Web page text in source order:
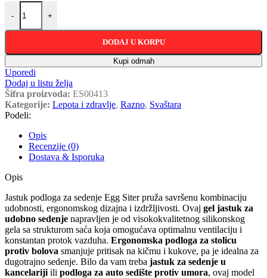
-
Jastuk podloga za sedenje Egg Siter količina
+
DODAJ U KORPU
Kupi odmah
Uporedi
Dodaj u listu želja
Šifra proizvoda: ES00413
Kategorije: Lepota i zdravlje, Razno, Svaštara
Podeli:
Opis
Recenzije (0)
Dostava & Isporuka
Opis
Jastuk podloga za sedenje Egg Siter pruža savršenu kombinaciju
udobnosti, ergonomskog dizajna i izdržljivosti. Ovaj gel jastuk za
udobno sedenje napravljen je od visokokvalitetnog silikonskog
gela sa strukturom saća koja omogućava optimalnu ventilaciju i
konstantan protok vazduha. Ergonomska podloga za stolicu
protiv bolova smanjuje pritisak na kičmu i kukove, pa je idealna za
dugotrajno sedenje. Bilo da vam treba jastuk za sedenje u
kancelariji ili podloga za auto sedište protiv umora, ovaj model